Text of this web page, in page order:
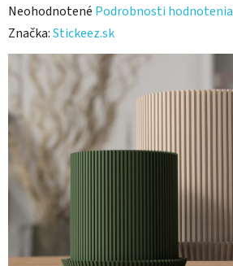
Priemerné
hodnotenie
produktu
je
z
hviezdičiek.
Neohodnotené Podrobnosti hodnotenia
Značka:Stickeez.sk